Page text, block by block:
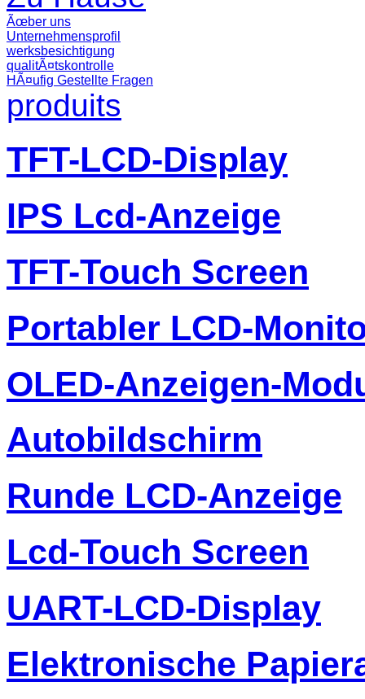
Ãœber uns
Unternehmensprofil
werksbesichtigung
qualitÃ¤tskontrolle
HÃ¤ufig Gestellte Fragen
produits
TFT-LCD-Display
IPS Lcd-Anzeige
TFT-Touch Screen
Portabler LCD-
OLED-Anzeigen-
Autobildschirm
Runde LCD-Anzeige
Lcd-Touch Screen
UART-LCD-Display
Elektronische